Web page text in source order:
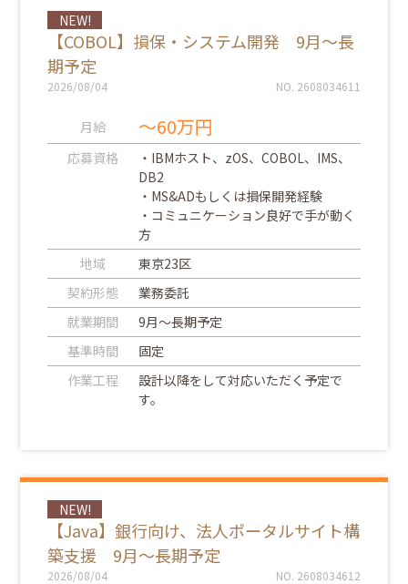
NEW!
【COBOL】損保・システム開発 9月～長
期予定
2026/08/04 NO. 2608034611
月給 ～60万円
応募資格
・IBMホスト、zOS、COBOL、IMS、
DB2
・MS&ADもしくは損保開発経験
・コミュニケーション良好で手が動く
方
地域
東京23区
契約形態
業務委託
就業期間
9月～長期予定
基準時間
固定
作業工程
設計以降をして対応いただく予定で
す。
NEW!
【Java】銀行向け、法人ポータルサイト構
築支援 9月～長期予定
2026/08/04 NO. 2608034612